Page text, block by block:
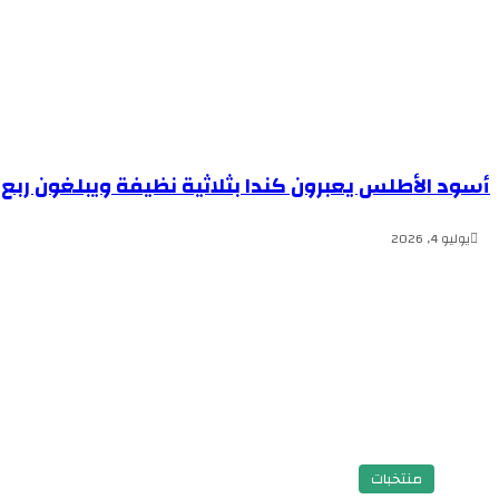
أسود الأطلس يعبرون كندا بثلاثية نظيفة ويبلغون ربع
يوليو 4, 2026
منتخبات